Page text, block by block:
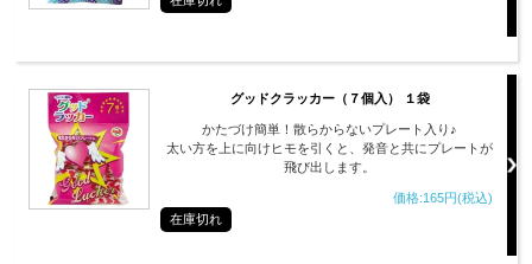
グッドクラッカー（７個入） １袋
かたづけ簡単！散らからないプレート入り♪
太い方を上に向けヒモを引くと、発音と共にプレートが
飛び出します。
価格:165円(税込)
在庫切れ